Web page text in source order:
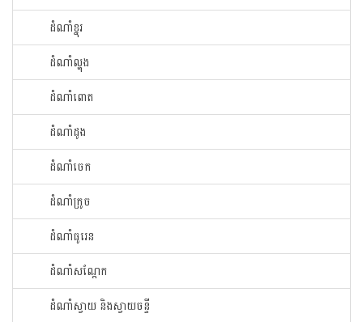
ដំណាំខ្នុរ
ដំណាំ​ល្ហុង​
ដំណាំ​ពោត​
ដំណាំ​ដូង​
ដំណាំ​ចេក​
ដំណាំក្រូច​
ដំណាំ​ធូរេន​
ដំណាំ​សណ្ដែក​
ដំណាំ​ស្វាយ​ និងស្វាយចន្ទី